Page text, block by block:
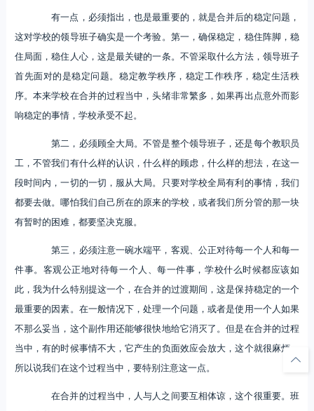
有一点，必须指出，也是最重要的，就是合并后的稳定问题，
这对学校的领导班子确实是一个考验。第一，确保稳定，稳住阵脚，稳
住局面，稳住人心，这是最关键的一条。不管采取什么方法，领导班子
首先面对的是稳定问题。稳定教学秩序，稳定工作秩序，稳定生活秩
序。本来学校在合并的过程当中，头绪非常繁多，如果再出点意外而影
响稳定的事情，学校承受不起。
第二，必须顾全大局。不管是整个领导班子，还是每个教职员
工，不管我们有什么样的认识，什么样的顾虑，什么样的想法，在这一
段时间内，一切的一切，服从大局。只要对学校全局有利的事情，我们
都要去做。哪怕我们自己所在的原来的学校，或者我们所分管的那一块
有暂时的困难，都要坚决克服。
第三，必须注意一碗水端平，客观、公正对待每一个人和每一
件事。客观公正地对待每一个人、每一件事，学校什么时候都应该如
此，我为什么特别提这一个，在合并的过渡期间，这是保持稳定的一个
最重要的因素。在一般情况下，处理一个问题，或者是使用一个人如果
不那么妥当，这个副作用还能够很快地给它消灭了。但是在合并的过程
当中，有的时候事情不大，它产生的负面效应会放大，这个就很麻烦。
所以说我们在这个过程当中，要特别注意这一点。
在合并的过程当中，人与人之间要互相体谅，这个很重要。班